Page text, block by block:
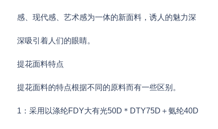
感、现代感、艺术感为一体的新面料，诱人的魅力深
深吸引着人们的眼睛。
提花面料特点
提花面料的特点根据不同的原料而有一些区别。
1：采用以涤纶FDY大有光50D＊DTY75D＋氨纶40D